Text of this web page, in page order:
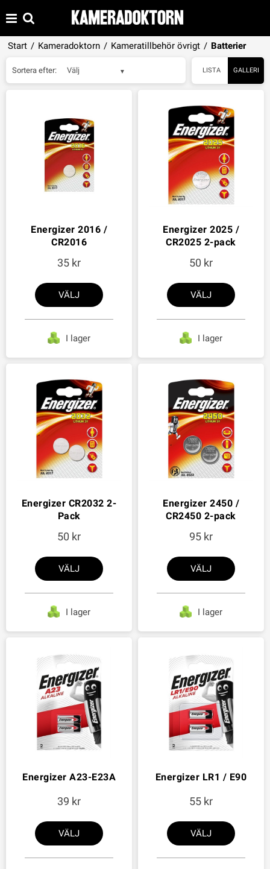
Start / Kameradoktorn / Kameratillbehör övrigt / Batterier
LISTA GALLERI
Sortera efter: Välj
Energizer 2016 /
CR2016
35
VÄLJ
I lager
Energizer 2025 /
CR2025 2-pack
50
VÄLJ
I lager
Energizer CR2032 2-
Pack
50
VÄLJ
I lager
Energizer 2450 /
CR2450 2-pack
95
VÄLJ
I lager
Energizer A23-E23A
39
VÄLJ
Energizer LR1 / E90
55
VÄLJ